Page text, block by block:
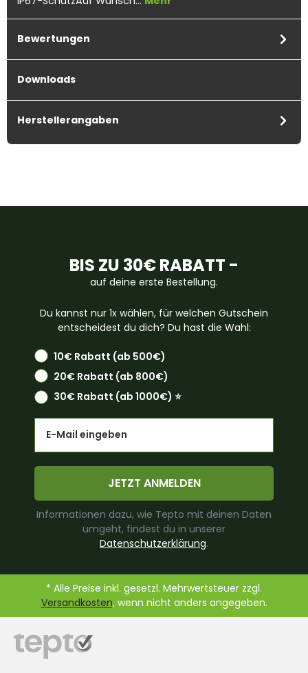
Bewertungen
Downloads
Herstellerangaben
BIS ZU 30€ RABATT -
auf deine erste Bestellung.
Du kannst nur 1x wählen, für welchen Gutschein
entscheidest du dich? Du hast die Wahl:
10€ Rabatt (ab 500€)
20€ Rabatt (ab 800€)
30€ Rabatt (ab 1000€) ⭐️
JETZT ANMELDEN
Informationen dazu, wie Tepto mit deinen Daten
umgeht, findest du in unserer
Datenschutzerklärung.
* Alle Preise inkl. gesetzl. Mehrwertsteuer zzgl.
Versandkosten, wenn nicht anders angegeben.